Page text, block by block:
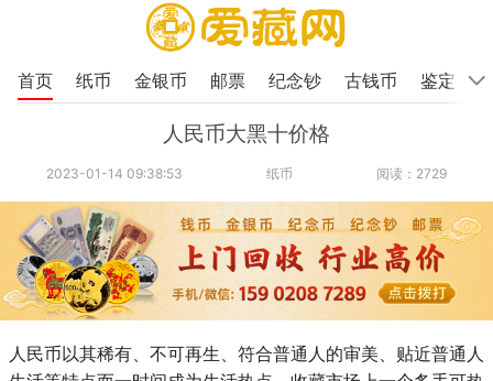
首页 纸币 金银币 邮票 纪念钞 古钱币 鉴定
人民币大黑十价格
2023-01-14 09:38:53 纸币 阅读：2729
人民币以其稀有、不可再生、符合普通人的审美、贴近普通人